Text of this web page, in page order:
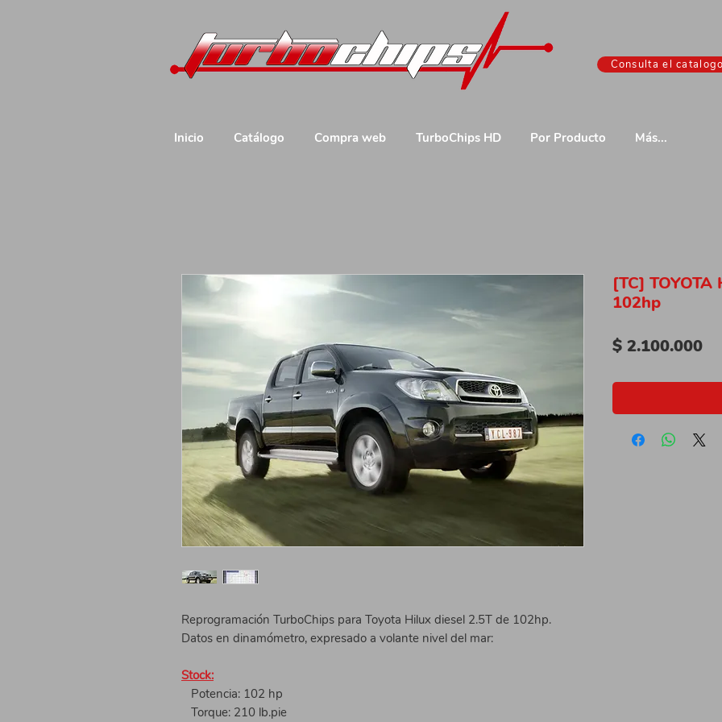
Consulta el
Inicio Catálogo Compra web TurboChips HD Por Producto Más...
Reprogramación TurboChips para Toyota Hilux diesel 2.5T de 102hp.
Datos en dinamómetro, expresado a volante nivel del mar:
Stock:
Potencia: 102 hp
Torque: 210 lb.pie
[TC]
102hp
$ 2.100.000